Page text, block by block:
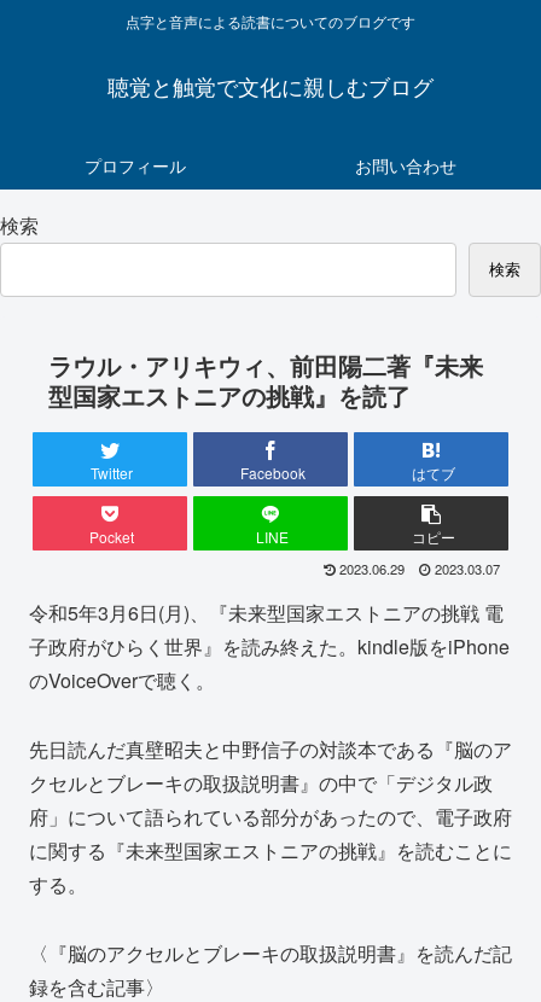
点字と音声による読書についてのブログです
聴覚と触覚で文化に親しむブログ
プロフィール お問い合わせ
検索
検索
ラウル・アリキウィ、前田陽二著『未来
型国家エストニアの挑戦』を読了
Twitter Facebook はてブ
Pocket LINE コピー
2023.06.29 2023.03.07
令和5年3月6日(月)、『未来型国家エストニアの挑戦 電
子政府がひらく世界』を読み終えた。kindle版をiPhone
のVoiceOverで聴く。
先日読んだ真壁昭夫と中野信子の対談本である『脳のア
クセルとブレーキの取扱説明書』の中で「デジタル政
府」について語られている部分があったので、電子政府
に関する『未来型国家エストニアの挑戦』を読むことに
する。
〈『脳のアクセルとブレーキの取扱説明書』を読んだ記
録を含む記事〉